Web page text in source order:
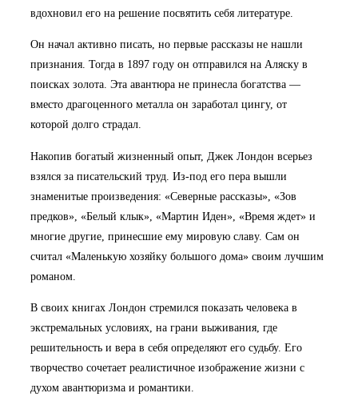
вдохновил его на решение посвятить себя литературе.
Он начал активно писать, но первые рассказы не нашли
признания. Тогда в 1897 году он отправился на Аляску в
поисках золота. Эта авантюра не принесла богатства —
вместо драгоценного металла он заработал цингу, от
которой долго страдал.
Накопив богатый жизненный опыт, Джек Лондон всерьез
взялся за писательский труд. Из-под его пера вышли
знаменитые произведения: «Северные рассказы», «Зов
предков», «Белый клык», «Мартин Иден», «Время ждет» и
многие другие, принесшие ему мировую славу. Сам он
считал «Маленькую хозяйку большого дома» своим лучшим
романом.
В своих книгах Лондон стремился показать человека в
экстремальных условиях, на грани выживания, где
решительность и вера в себя определяют его судьбу. Его
творчество сочетает реалистичное изображение жизни с
духом авантюризма и романтики.